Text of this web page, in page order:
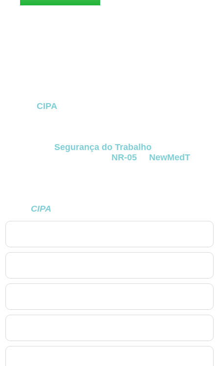
CIPAem Curitiba
Segurança do Trabalho
NR-05. A NewMedT
CIPA